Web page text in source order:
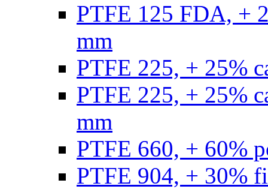
PTFE 125 FDA, +
mm
PTFE 225, + 25%
PTFE 225, + 25%
mm
PTFE 660, + 60%
PTFE 904, + 30%